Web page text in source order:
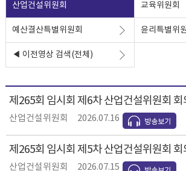
산업건설위원회 교육위원회
예산결산특별위원회 윤리특별위
◀ 이전영상 검색(전체)
제265회 임시회 제6차 산업건설위원회 회
산업건설위원회 2026.07.16
제265회 임시회 제5차 산업건설위원회 회
산업건설위원회 2026.07.15